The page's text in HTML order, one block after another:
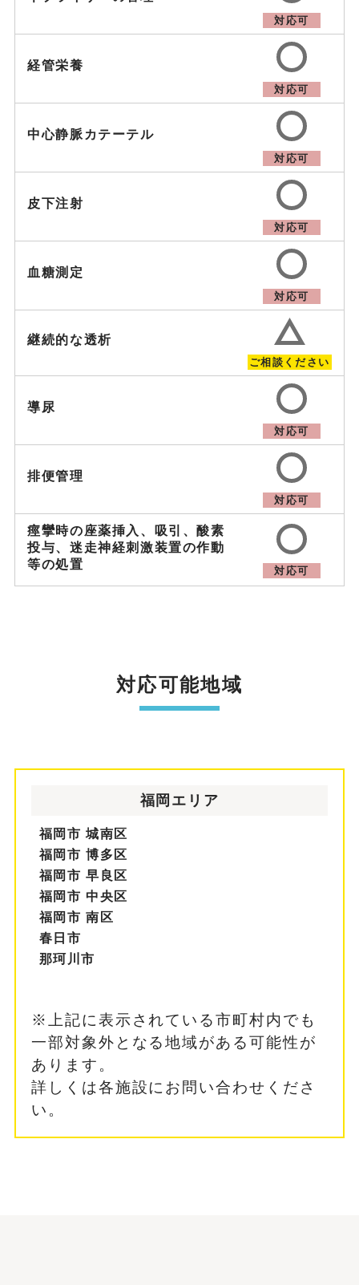
対応可
経管栄養
対応可
中心静脈カテーテル
対応可
皮下注射
対応可
血糖測定
対応可
継続的な透析
ご相談ください
導尿
対応可
排便管理
対応可
痙攣時の座薬挿入、吸引、酸素
投与、迷走神経刺激装置の作動
等の処置
対応可
対応可能地域
福岡エリア
福岡市 城南区
福岡市 博多区
福岡市 早良区
福岡市 中央区
福岡市 南区
春日市
那珂川市
※上記に表示されている市町村内でも
一部対象外となる地域がある可能性が
あります。
詳しくは各施設にお問い合わせくださ
い。